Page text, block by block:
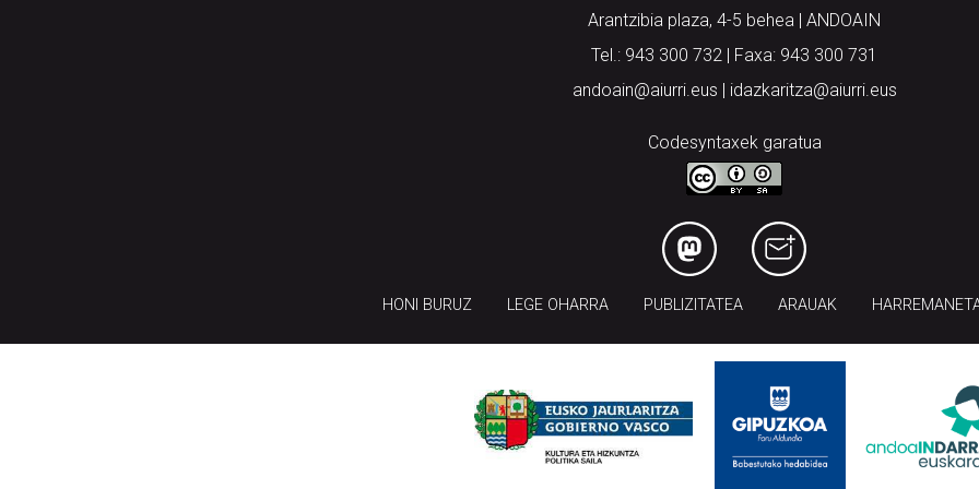
Arantzibia plaza, 4-5 behea | ANDOAIN
Tel.: 943 300 732 | Faxa: 943 300 731
andoain@aiurri.eus | idazkaritza@aiurri.eus
Codesyntaxek garatua
HONI BURUZ LEGE OHARRA PUBLIZITATEA ARAUAK